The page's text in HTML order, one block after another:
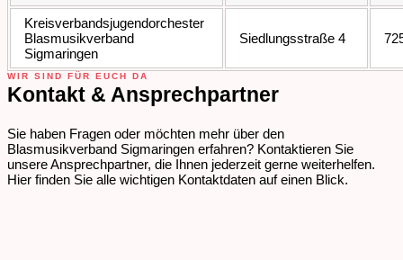
Kreisverbandsjugendorchester
Blasmusikverband
Sigmaringen
Siedlungsstraße 4
WIR SIND FÜR EUCH DA
Kontakt & Ansprechpartner
Sie haben Fragen oder möchten mehr über den
Blasmusikverband Sigmaringen erfahren? Kontaktieren Sie
unsere Ansprechpartner, die Ihnen jederzeit gerne weiterhelfen.
Hier finden Sie alle wichtigen Kontaktdaten auf einen Blick.